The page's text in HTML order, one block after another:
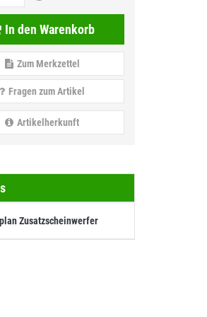
In den Warenkorb
Zum Merkzettel
Fragen zum Artikel
Artikelherkunft
Zusatzscheinwerfer